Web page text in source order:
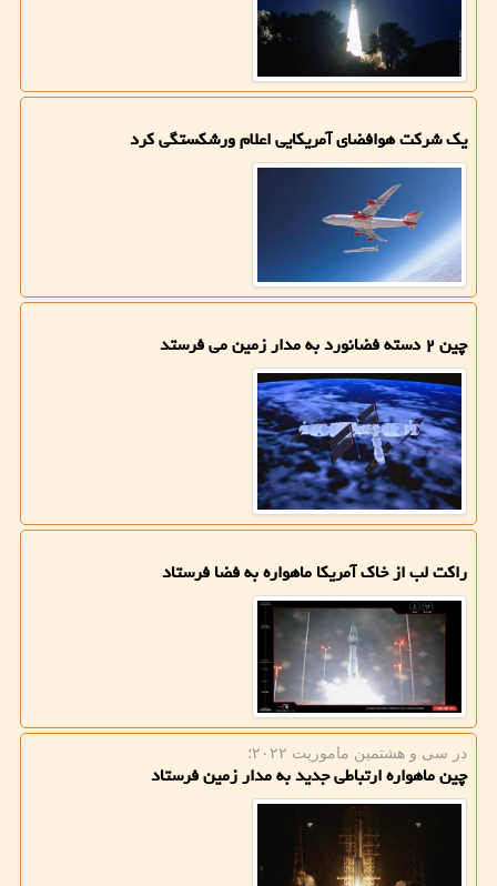
یک شرکت هوافضای آمریکایی اعلام ورشکستگی کرد
چین ۲ دسته فضانورد به مدار زمین می فرستد
راکت لب از خاک آمریکا ماهواره به فضا فرستاد
در سی و هشتمین ماموریت ۲۰۲۲؛
چین ماهواره ارتباطی جدید به مدار زمین فرستاد